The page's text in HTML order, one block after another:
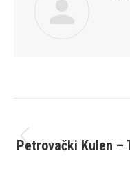
navigation
Petrovački Kulen –